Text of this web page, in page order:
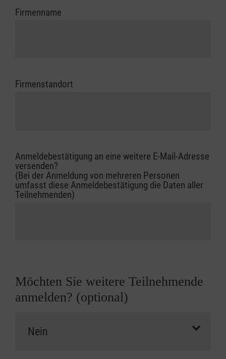
Firmenname
Firmenstandort
Anmeldebestätigung an eine weitere E-Mail-Adresse
versenden?
(Bei der Anmeldung von mehreren Personen
umfasst diese Anmeldebestätigung die Daten aller
Teilnehmenden)
Möchten Sie weitere Teilnehmende
anmelden? (optional)